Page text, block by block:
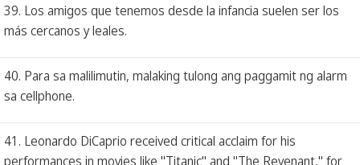
39. Los amigos que tenemos desde la infancia suelen ser los
más cercanos y leales.
40. Para sa malilimutin, malaking tulong ang paggamit ng alarm
sa cellphone.
41. Leonardo DiCaprio received critical acclaim for his
performances in movies like "Titanic" and "The Revenant," for